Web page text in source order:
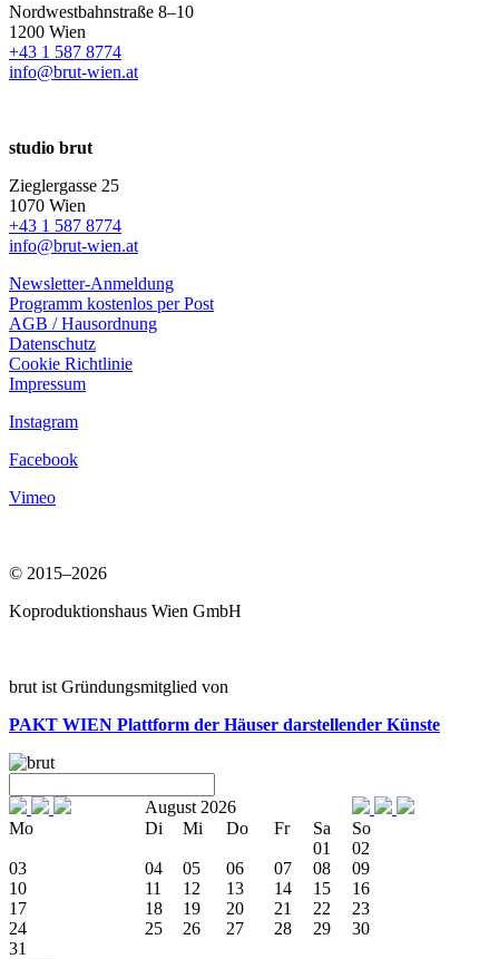
Nordwestbahnstraße 8–10
1200 Wien
+43 1 587 8774
info@brut-wien.at
studio brut
Zieglergasse 25
1070 Wien
+43 1 587 8774
info@brut-wien.at
Newsletter-Anmeldung
Programm kostenlos per Post
AGB / Hausordnung
Datenschutz
Cookie Richtlinie
Impressum
Instagram
Facebook
Vimeo
© 2015–2026
Koproduktionshaus Wien GmbH
brut ist Gründungsmitglied von
PAKT WIEN Plattform der Häuser darstellender Künste
August 2026
Mo
Di Mi Do Fr Sa
So
01
02
03
04 05 06 07 08
09
10
11 12 13 14 15
16
17
18 19 20 21 22
23
24
25 26 27 28 29
30
31